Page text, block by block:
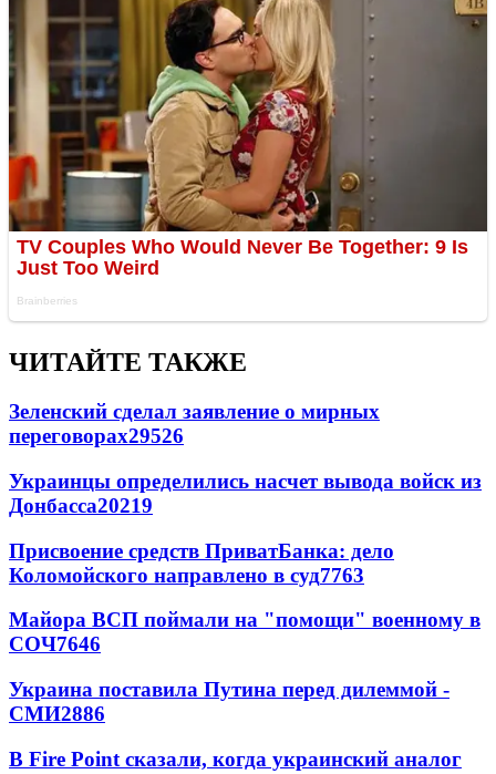
ЧИТАЙТЕ ТАКЖЕ
Зеленский сделал заявление о мирных
переговорах29526
Украинцы определились насчет вывода войск из
Донбасса20219
Присвоение средств ПриватБанка: дело
Коломойского направлено в суд7763
Майора ВСП поймали на "помощи" военному в
СОЧ7646
Украина поставила Путина перед дилеммой -
СМИ2886
В Fire Point сказали, когда украинский аналог